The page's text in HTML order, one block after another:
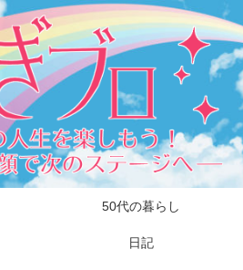
50代の暮らし
日記